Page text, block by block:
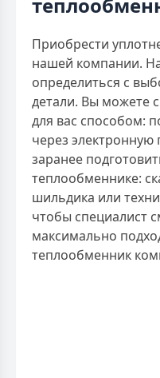
Приобрести
нашей компании.
определиться с
детали. Вы можете
для вас способом:
через электронную
заранее
теплообменнике:
шильдика или
чтобы специалист
максимально
теплообменник